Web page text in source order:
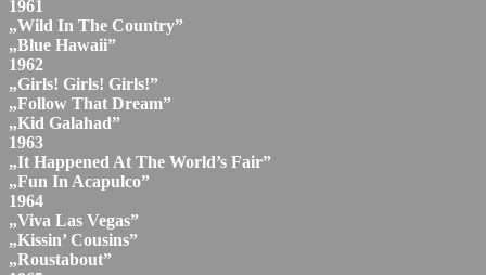
1961
„Wild In The Country”
„Blue Hawaii”
1962
„Girls! Girls! Girls!”
„Follow That Dream”
„Kid Galahad”
1963
„It Happened At The World’s Fair”
„Fun In Acapulco”
1964
„Viva Las Vegas”
„Kissin’ Cousins”
„Roustabout”